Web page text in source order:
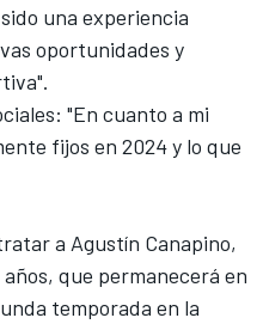
una experiencia
oportunidades y
"En cuanto a mi
fijos en 2024 y lo que
a Agustín Canapino,
que permanecerá en
temporada en la